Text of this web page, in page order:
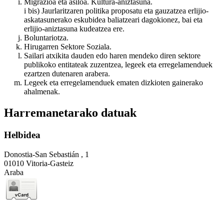
Migrazioa eta asiloa. Kultura-aniztasuna.
i bis) Jaurlaritzaren politika proposatu eta gauzatzea erlijio-
askatasunerako eskubidea baliatzeari dagokionez, bai eta
erlijio-aniztasuna kudeatzea ere.
Boluntariotza.
Hirugarren Sektore Soziala.
Sailari atxikita dauden edo haren mendeko diren sektore
publikoko entitateak zuzentzea, legeek eta erregelamenduek
ezartzen dutenaren arabera.
Legeek eta erregelamenduek ematen dizkioten gainerako
ahalmenak.
Harremanetarako datuak
Helbidea
Donostia-San Sebastián , 1
01010 Vitoria-Gasteiz
Araba